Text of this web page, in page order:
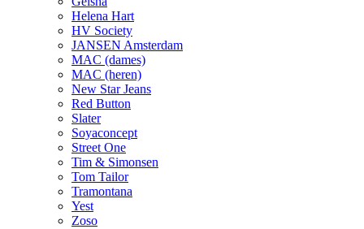
Helena Hart
HV Society
JANSEN Amsterdam
MAC (dames)
MAC (heren)
New Star Jeans
Red Button
Slater
Soyaconcept
Street One
Tim & Simonsen
Tom Tailor
Tramontana
Yest
Zoso